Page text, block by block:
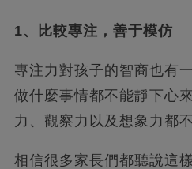
1、比較專注，善于模仿
專注力對孩子的智商也有
做什麼事情都不能靜下心
力、觀察力以及想象力都
相信很多家長們都聽說這